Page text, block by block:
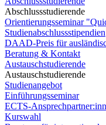
Abschlussstudierende
Orientierungsseminar
Studienabschlussstipendien
DAAD-Preis für
Beratung & Kontakt
Austauschstudierende
Austauschstudierende
Studienangebot
Einführungsseminar
ECTS-
Kurswahl